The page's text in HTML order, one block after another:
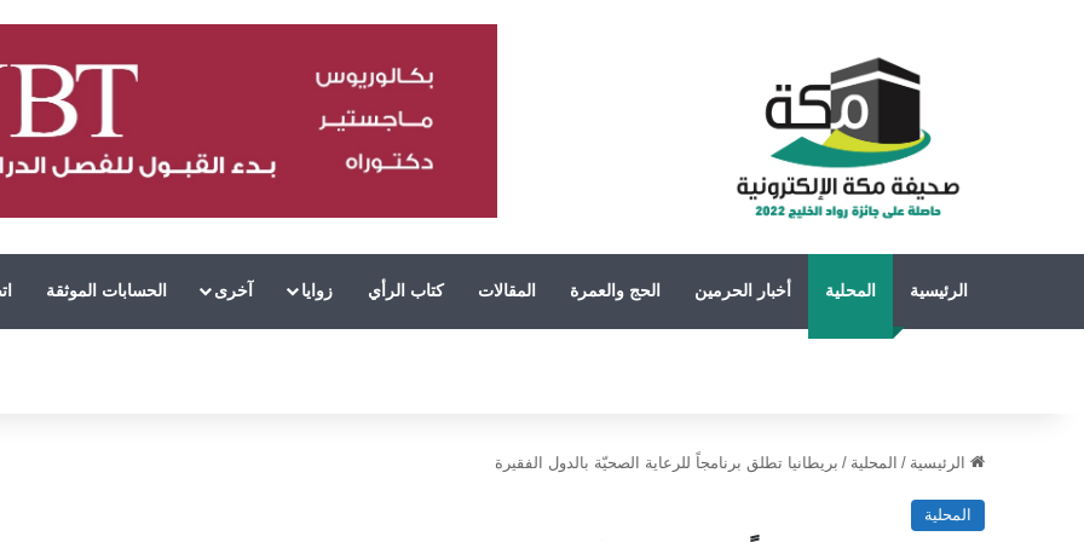
الرئيسية المحلية أخبار الحرمين الحج والعمرة المقالات كتاب الرأي زوايا آخرى الحسابات الموثقة
الرئيسية / المحلية / بريطانيا تطلق برنامجاً للرعاية الصحيّة بالدول الفقيرة
المحلية